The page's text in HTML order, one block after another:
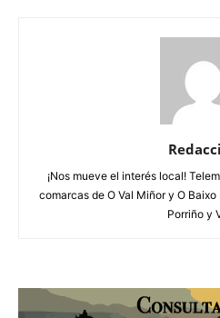
¡Nos mueve el interés local!
comarcas de O Val Miñor y O
Porriño y